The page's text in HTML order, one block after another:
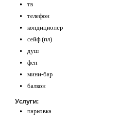
тв
телефон
кондиционер
сейф (пл)
душ
фен
мини-бар
балкон
Услуги:
парковка